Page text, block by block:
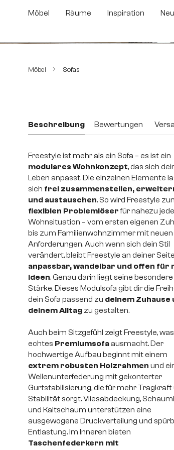
Hauptinhalt springen
Zur Suche springen
Zur Hauptnavigation springen
Möbel Räume Inspiration
Möbel Sofas
Beschreibung Bewertungen
Freestyle ist mehr als ein Sofa – es ist ein
modulares Wohnkonzept, das sich
Leben anpasst. Die einzelnen Elemente
sich frei zusammenstellen,
und austauschen. So wird Freestyle
flexiblen Problemlöserfür nahezu jede
Wohnsituation – vom ersten eigenen
bis zum Familienwohnzimmer mit neuen
Anforderungen. Auch wenn sich dein Stil
verändert, bleibt Freestyle an deiner
anpassbar, wandelbar und offen für
Ideen. Genau darin liegt seine besondere
Stärke. Dieses Modulsofa gibt dir die
dein Sofa passend zu deinem Zuhause
deinem Alltag zu gestalten.
Auch beim Sitzgefühl zeigt Freestyle,
echtes Premiumsofa ausmacht. Der
hochwertige Aufbau beginnt mit einem
extrem robusten Holzrahmen und
Wellenunterfederung mit gekonterter
Gurtstabilisierung, die für mehr Tragkraft
Stabilität sorgt. Vliesabdeckung,
und Kaltschaum unterstützen eine
ausgewogene Druckverteilung und
Entlastung. Im Inneren bieten
Taschenfederkern mit